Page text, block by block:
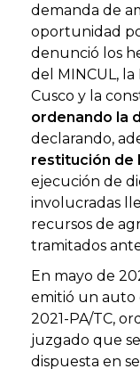
demanda de
oportunidad
denunció los
del MINCUL,
Cusco y la
ordenando la
declarando,
restitución de
ejecución de
involucradas
recursos de
tramitados
En mayo de
emitió un auto
2021-PA/TC,
juzgado que
dispuesta en